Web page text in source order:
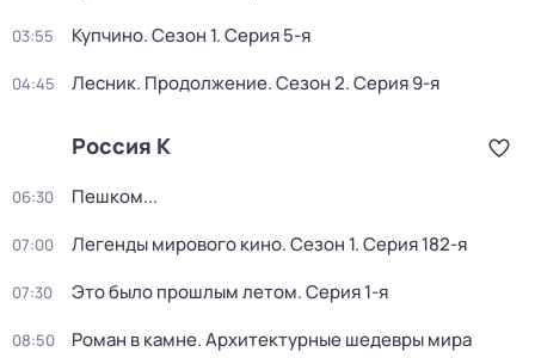
03:55 Купчино. Сезон 1. Серия 5-я
04:45 Лесник. Продолжение. Сезон 2. Серия 9-я
Россия К
06:30 Пешком...
07:00 Легенды мирового кино. Сезон 1. Серия 182-я
07:30 Это было прошлым летом. Серия 1-я
08:50 Роман в камне. Архитектурные шедевры мира